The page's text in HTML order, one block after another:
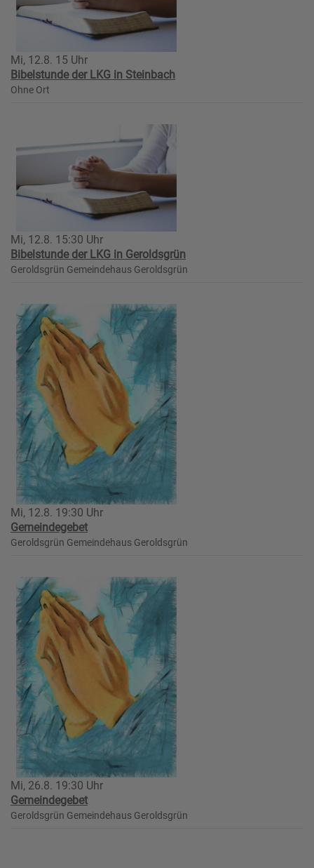
Mi, 12.8. 15 Uhr
Bibelstunde der LKG in Steinbach
Ohne Ort
Mi, 12.8. 15:30 Uhr
Bibelstunde der LKG in Geroldsgrün
Geroldsgrün Gemeindehaus Geroldsgrün
Mi, 12.8. 19:30 Uhr
Gemeindegebet
Geroldsgrün Gemeindehaus Geroldsgrün
Mi, 26.8. 19:30 Uhr
Gemeindegebet
Geroldsgrün Gemeindehaus Geroldsgrün